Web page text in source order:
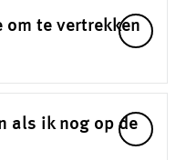
om te vertrekken
als ik nog op de